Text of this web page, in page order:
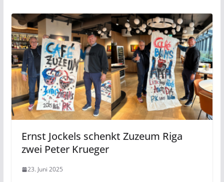
Ernst Jockels schenkt Zuzeum Riga
zwei Peter Krueger
23. Juni 2025